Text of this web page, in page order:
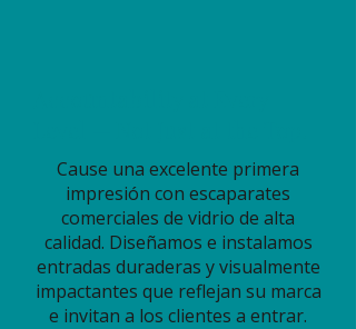
Cause una excelente primera
impresión con escaparates
comerciales de vidrio de alta
calidad. Diseñamos e instalamos
entradas duraderas y visualmente
impactantes que reflejan su marca
e invitan a los clientes a entrar.